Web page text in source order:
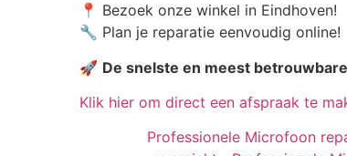
📍 Bezoek onze winkel in Eindhoven!
🔧 Plan je reparatie eenvoudig online!
🚀 De snelste en meest
Klik hier om direct een afspraak te
Professionele Microfoon